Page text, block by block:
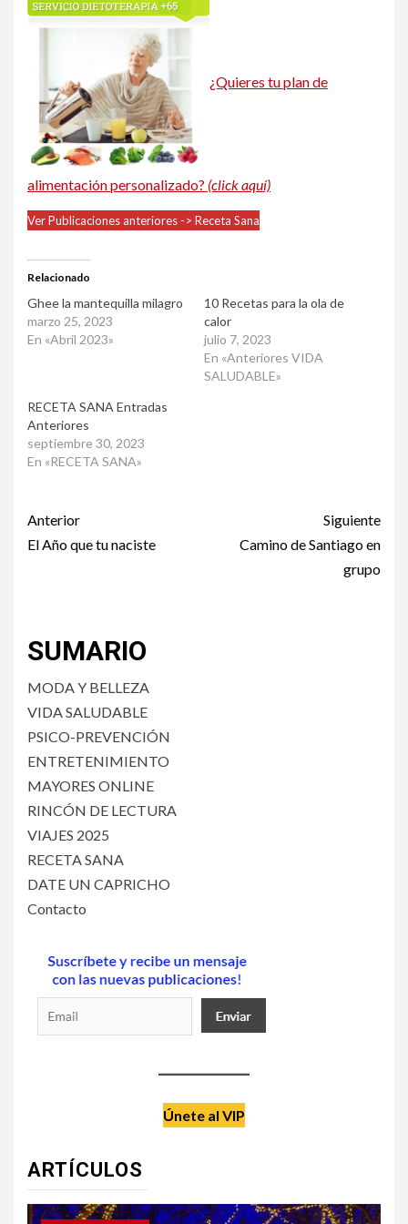
¿Quieres tu plan de
alimentación personalizado? (click aquí)
Ver Publicaciones anteriores -> Receta Sana
Relacionado
Ghee la mantequilla milagro
marzo 25, 2023
En «Abril 2023»
10 Recetas para la ola de
calor
julio 7, 2023
En «Anteriores VIDA
SALUDABLE»
RECETA SANA Entradas
Anteriores
septiembre 30, 2023
En «RECETA SANA»
Post
navigation
Anterior
El Año que tu naciste
Siguiente
Camino de Santiago en
grupo
SUMARIO
MODA Y BELLEZA
VIDA SALUDABLE
PSICO-PREVENCIÓN
ENTRETENIMIENTO
MAYORES ONLINE
RINCÓN DE LECTURA
VIAJES 2025
RECETA SANA
DATE UN CAPRICHO
Contacto
Únete al VIP
ARTÍCULOS